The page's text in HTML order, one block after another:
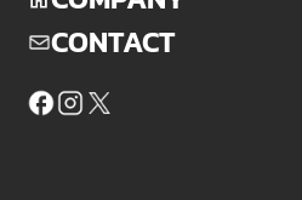
CONTACT